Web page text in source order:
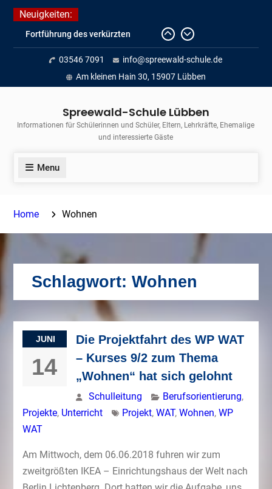
Skip
content
Neuigkeiten:
Fortführung des verkürzten
Unterrichts aufgrund der hohen
Temperaturen (22.06. bis
voraussichtlich zum 26.06.2026)
Journalismus hautnah
Insellauf 2026
03546 7091
info@spreewald-schule.de
Am kleinen Hain 30, 15907 Lübben
Spreewald-Schule Lübben
Informationen für Schülerinnen und Schüler, Eltern, Lehrkräfte, Ehemalige
und interessierte Gäste
Menu
Home Wohnen
Schlagwort: Wohnen
JUNI
14
Die Projektfahrt des WP WAT
– Kurses 9/2 zum Thema
„Wohnen“ hat sich gelohnt
Schulleitung Berufsorientierung,
Projekte, Unterricht Projekt, WAT, Wohnen, WP
WAT
Am Mittwoch, dem 06.06.2018 fuhren wir zum
zweitgrößten IKEA – Einrichtungshaus der Welt nach